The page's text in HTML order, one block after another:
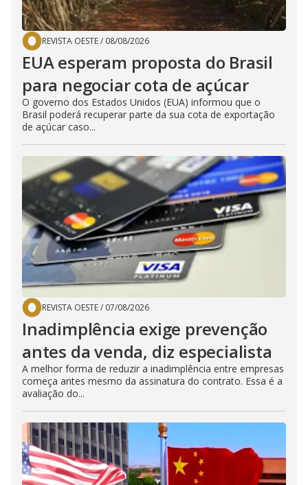
REVISTA OESTE/ 08/08/2026
EUA esperam proposta do Brasil
para negociar cota de açúcar
O governo dos Estados Unidos (EUA) informou que o
Brasil poderá recuperar parte da sua cota de exportação
de açúcar caso...
REVISTA OESTE/ 07/08/2026
Inadimplência exige prevenção
antes da venda, diz especialista
A melhor forma de reduzir a inadimplência entre empresas
começa antes mesmo da assinatura do contrato. Essa é a
avaliação do...